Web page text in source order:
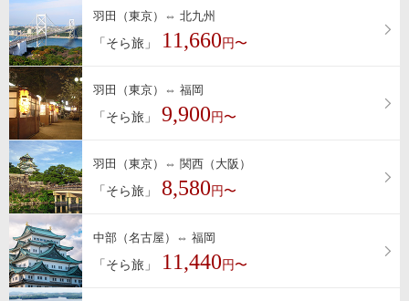
羽田（東京）⇔ 北九州
「そら旅」 11,660円〜
羽田（東京）⇔ 福岡
「そら旅」 9,900円〜
羽田（東京）⇔ 関西（大阪）
「そら旅」 8,580円〜
中部（名古屋）⇔ 福岡
「そら旅」 11,440円〜